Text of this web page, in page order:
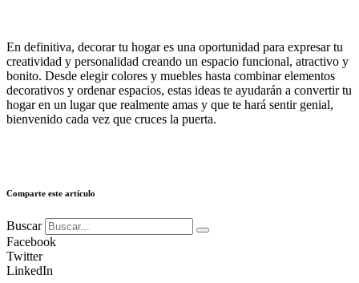
En definitiva, decorar tu hogar es una oportunidad para expresar tu
creatividad y personalidad creando un espacio funcional, atractivo y
bonito. Desde elegir colores y muebles hasta combinar elementos
decorativos y ordenar espacios, estas ideas te ayudarán a convertir tu
hogar en un lugar que realmente amas y que te hará sentir genial,
bienvenido cada vez que cruces la puerta.
Comparte este artículo
Buscar
Facebook
Twitter
LinkedIn